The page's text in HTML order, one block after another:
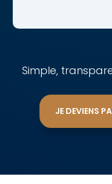
Simple,
JE DEVIENS